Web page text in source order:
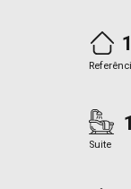
1
Suite